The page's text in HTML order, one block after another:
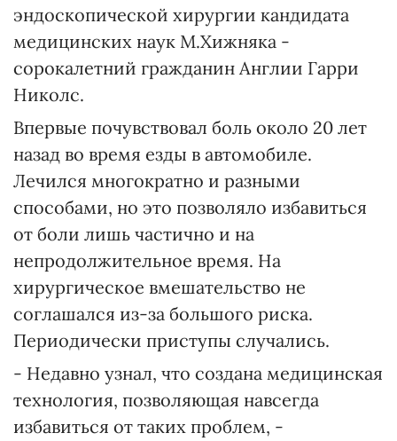
эндоскопической хирургии кандидата
медицинских наук М.Хижняка -
сорокалетний гражданин Англии Гарри
Николс.
Впервые почувствовал боль около 20 лет
назад во время езды в автомобиле.
Лечился многократно и разными
способами, но это позволяло избавиться
от боли лишь частично и на
непродолжительное время. На
хирургическое вмешательство не
соглашался из-за большого риска.
Периодически приступы случались.
- Недавно узнал, что создана медицинская
технология, позволяющая навсегда
избавиться от таких проблем, -